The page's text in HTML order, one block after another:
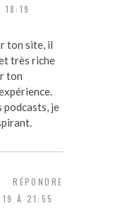
18:19
ton site, il
très riche
ton
podcasts, je
À 21:55
RÉPONDRE